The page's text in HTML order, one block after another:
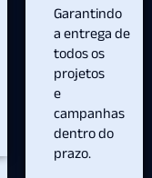
Garantindo
a entrega de
todos os
projetos
e
campanhas
dentro do
prazo.